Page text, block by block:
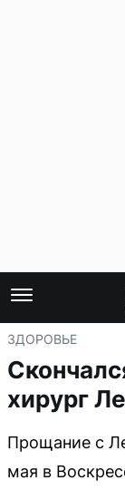
ЗДОРОВЬЕ
хирург
Прощание с
мая в